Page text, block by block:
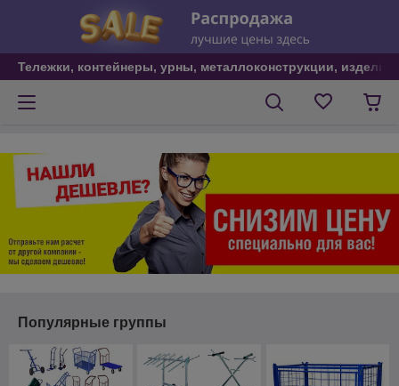
Тележки, контейнеры, урны, металлоконструкции,
Популярные группы